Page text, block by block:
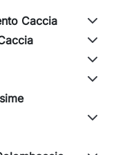
Caccia